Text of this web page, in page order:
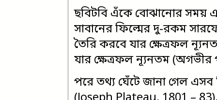
ছবিটবি এঁকে বোঝানোর সময়
সাবানের ফিল্মের দু-রকম
তৈরি করবে যার ক্ষেত্রফল
যার ক্ষেত্রফল ন্যূনতম (অগভীর
পরে তথ্য ঘেঁটে জানা গেল এসব